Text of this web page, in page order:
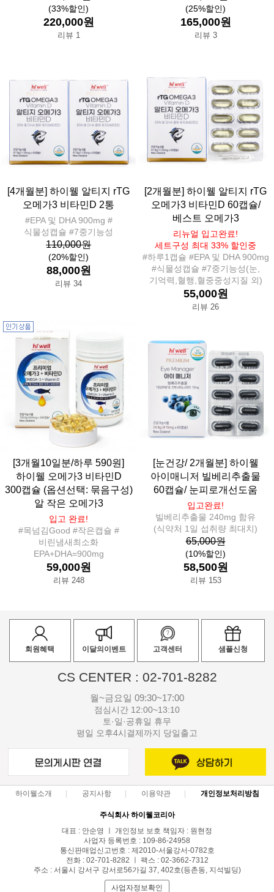
(33%할인)
220,000원
리뷰 1
(25%할인)
165,000원
리뷰 3
[4개월분] 하이웰 알티지 rTG
오메가3 비타민D 2통
#EPA 및 DHA 900mg #
식물성캡슐 #7중기능성
110,000원
(20%할인)
88,000원
리뷰 34
[2개월분] 하이웰 알티지 rTG
오메가3 비타민D 60캡슐/
베스트 오메가3
리뉴얼 입고완료!
세트구성 최대 33% 할인중
#하루1캡슐 #EPA 및 DHA 900mg
#식물성캡슐 #7중기능성(눈,
기억력,혈행,혈중중성지질 외)
55,000원
리뷰 26
[3개월10일분/하루 590원]
하이웰 오메가3 비타민D
300캡슐 (옵션선택: 묶음구성)
알 작은 오메가3
입고 완료!
#목넘김Good #작은캡슐 #
비린냄새최소화
EPA+DHA=900mg
59,000원
리뷰 248
[눈건강/ 2개월분] 하이웰
아이매니저 빌베리추출물
60캡슐/ 눈피로개선도움
입고완료!
빌베리추출물 240mg 함유
(식약처 1일 섭취량 최대치)
65,000원
(10%할인)
58,500원
리뷰 153
회원혜택 이달의이벤트 고객센터 샘플신청
CS CENTER : 02-701-8282
월~금요일 09:30~17:00
점심시간 12:00~13:10
토·일·공휴일 휴무
평일 오후4시결제까지 당일출고
하이웰소개 공지사항 이용약관 개인정보처리방침
주식회사 하이웰코리아
대표 : 안순영 ㅣ 개인정보 보호 책임자 : 원현정
사업자 등록번호 : 109-86-24958
통신판매업신고번호 : 제2010-서울강서-0782호
전화 : 02-701-8282 ㅣ 팩스 : 02-3662-7312
주소 : 서울시 강서구 강서로56가길 37, 402호(등촌동, 지석빌딩)
사업자정보확인